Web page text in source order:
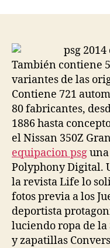
También contiene
variantes de las
Contiene 721
80 fabricantes,
1886 hasta
el Nissan 350Z
equipacion psg
Polyphony Digital.
la revista Life lo
fotos previa a los
deportista
luciendo ropa de la
y zapatillas